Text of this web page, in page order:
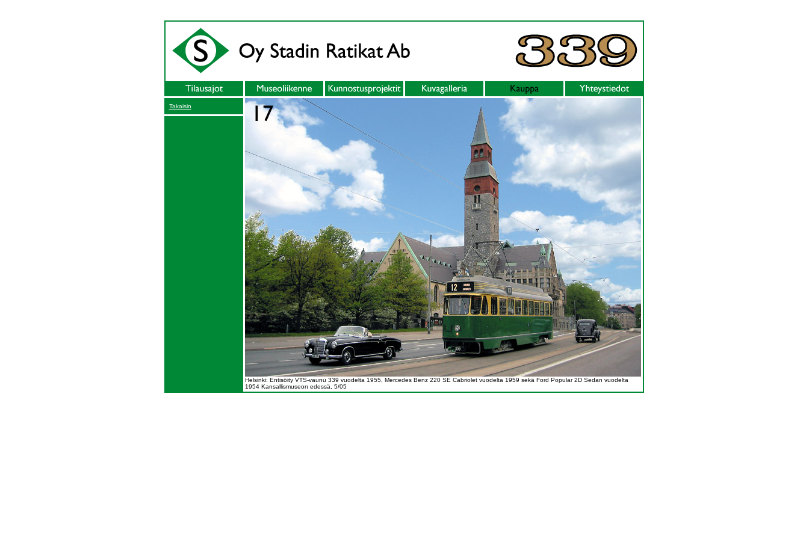
Takaisin
Helsinki: Entisöity VTS-vaunu 339 vuodelta 1955, Mercedes Benz 220 SE Cabriolet vuodelta 1959 sekä Ford Popular 2D Sedan vuodelta
1954 Kansallismuseon edessä, 5/05